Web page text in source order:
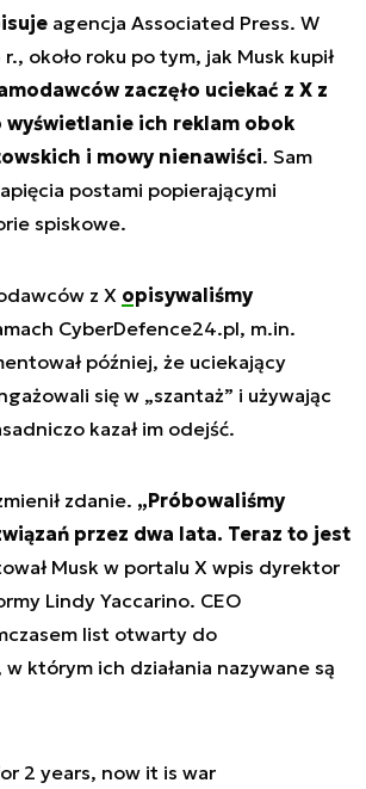
agencja Associated Press. W
około roku po tym, jak Musk kupił
zaczęło uciekać z X z
wyświetlanie ich reklam obok
i mowy nienawiści. Sam
postami popierającymi
spiskowe.
z X opisywaliśmy
CyberDefence24.pl, m.in.
później, że uciekający
się w „szantaż” i używając
kazał im odejść.
zdanie. „Próbowaliśmy
przez dwa lata. Teraz to jest
Musk w portalu X wpis dyrektor
Lindy Yaccarino. CEO
list otwarty do
którym ich działania nazywane są
2 years, now it is war